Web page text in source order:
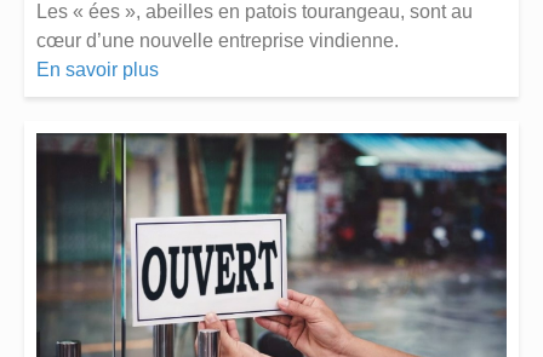
Les « ées », abeilles en patois tourangeau, sont au
cœur d’une nouvelle entreprise vindienne.
En savoir plus